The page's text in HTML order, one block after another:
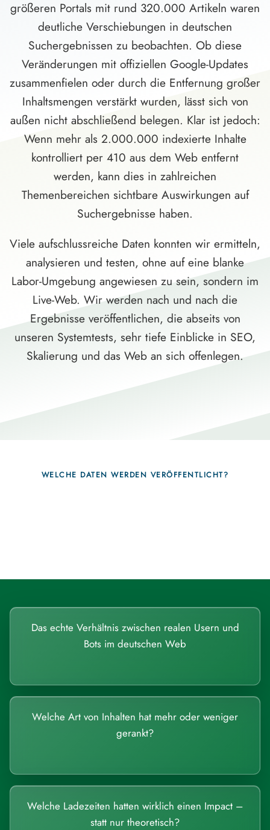
größeren Portals mit rund 320.000 Artikeln waren
deutliche Verschiebungen in deutschen
Suchergebnissen zu beobachten. Ob diese
Veränderungen mit offiziellen Google-Updates
zusammenfielen oder durch die Entfernung großer
Inhaltsmengen verstärkt wurden, lässt sich von
außen nicht abschließend belegen. Klar ist jedoch:
Wenn mehr als 2.000.000 indexierte Inhalte
kontrolliert per 410 aus dem Web entfernt
werden, kann dies in zahlreichen
Themenbereichen sichtbare Auswirkungen auf
Suchergebnisse haben.
Viele aufschlussreiche Daten konnten wir ermitteln,
analysieren und testen, ohne auf eine blanke
Labor-Umgebung angewiesen zu sein, sondern im
Live-Web. Wir werden nach und nach die
Ergebnisse veröffentlichen, die abseits von
unseren Systemtests, sehr tiefe Einblicke in SEO,
Skalierung und das Web an sich offenlegen.
WELCHE DATEN WERDEN VERÖFFENTLICHT?
Das echte Verhältnis zwischen realen Usern und
Bots im deutschen Web
Welche Art von Inhalten hat mehr oder weniger
gerankt?
Welche Ladezeiten hatten wirklich einen Impact –
statt nur theoretisch?